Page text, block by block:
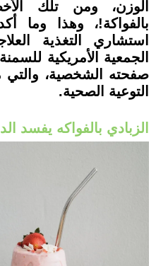
الوزن، ومن تلك
بالفواكة!، وهذا وما
استشاري التغذية
الجمعية الأمريكية
صفحته الشخصية، والتي
التوعية الصحية.
الزبادي بالفواكه يفسد